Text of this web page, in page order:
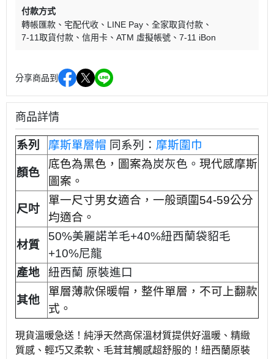
付款方式
轉帳匯款
宅配代收 LINE Pay
全家取貨付款
7-11取貨付款
信用卡 ATM 虛擬帳號 7-11 iBon
分享商品到
商品詳情
系列 摩斯單層帽 同系列： 摩斯圍巾
顏色
底色為黑色，圖案為炭灰色 。 現代感摩斯
圖案。
尺吋
單一尺寸男女適合，一般頭圍54-59公分
均適合。
材質
50%美麗諾羊毛+40%紐西蘭袋貂毛
+10%尼龍
產地
紐西蘭 原裝進口
其他
單層薄款保暖帽，整件單層，不可上翻款
式。
現貨溫暖急送！純淨天然高保溫材質提供好溫暖、精緻
質感、輕巧又柔軟、毛茸茸觸感超舒服的！紐西蘭原裝